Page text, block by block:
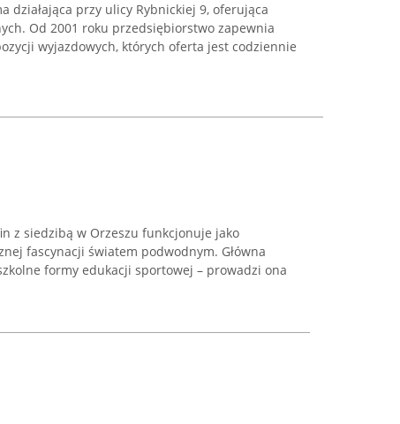
działająca przy ulicy Rybnickiej 9, oferująca
Od 2001 roku przedsiębiorstwo zapewnia
wyjazdowych, których oferta jest codziennie
z siedzibą w Orzeszu funkcjonuje jako
fascynacji światem podwodnym. Główna
formy edukacji sportowej – prowadzi ona